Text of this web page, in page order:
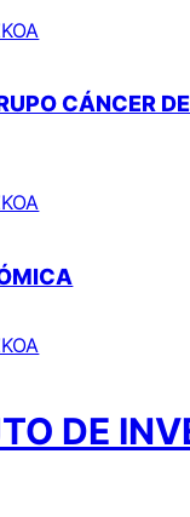
CÁNCER
DE